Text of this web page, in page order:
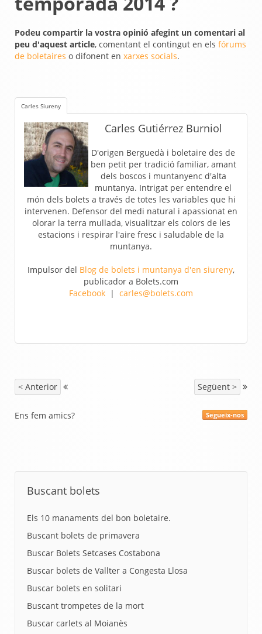
Podeu compartir la vostra opinió afegint un comentari al
peu d'aquest article, comentant el contingut en els fórums
de boletaires o difonent en xarxes socials.
Carles Siureny
Carles Gutiérrez Burniol
D'origen Berguedà i boletaire des de
ben petit per tradició familiar, amant
dels boscos i muntanyenc d'alta
muntanya. Intrigat per entendre el
món dels bolets a través de totes les variables que hi
intervenen. Defensor del medi natural i apassionat en
olorar la terra mullada, visualitzar els colors de les
estacions i respirar l'aire fresc i saludable de la
muntanya.
Impulsor del Blog de bolets i muntanya d'en siureny,
publicador a Bolets.com
Facebook | carles@bolets.com
< Anterior Següent >
Segueix-nos
Ens fem amics?
Buscant bolets
Els 10 manaments del bon boletaire.
Buscant bolets de primavera
Buscar Bolets Setcases Costabona
Buscar bolets de Vallter a Congesta Llosa
Buscar bolets en solitari
Buscant trompetes de la mort
Buscar carlets al Moianès